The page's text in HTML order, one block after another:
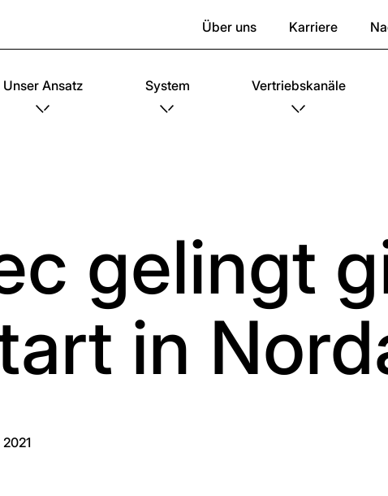
Über uns Karriere
Unser Ansatz System Vertriebskanäle
gelingt
in